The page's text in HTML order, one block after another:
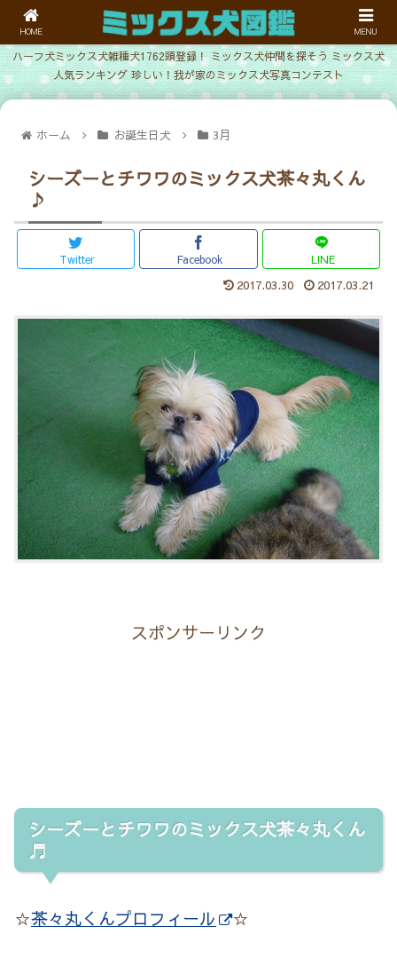
ハーフ犬ミックス犬雑種犬1762頭登録！ ミックス犬仲間を探そう ミックス犬
人気ランキング 珍しい！我が家のミックス犬写真コンテスト
ホーム お誕生日犬 3月
シーズーとチワワのミックス犬茶々丸くん
♪
Twitter Facebook LINE
2017.03.30 2017.03.21
スポンサーリンク
シーズーとチワワのミックス犬茶々丸くん
♬
☆茶々丸くんプロフィール ☆
HOME MENU